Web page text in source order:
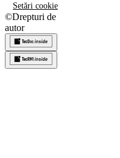
Setări cookie
©Drepturi de
autor